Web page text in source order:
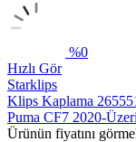
%0
Hızlı Gör
Starklips
Klips Kaplama
Puma CF7 2020-
Ürünün fiyatını